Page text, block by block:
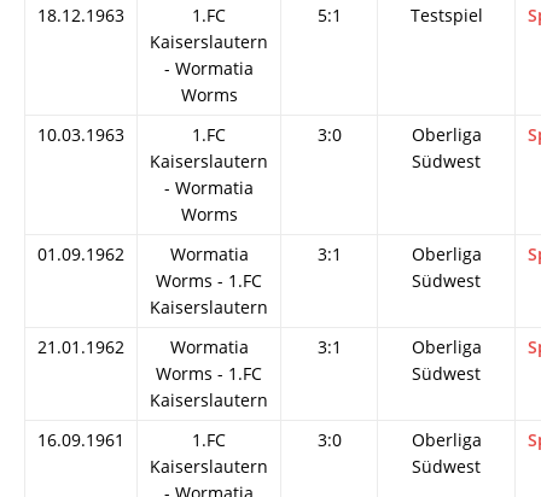
18.12.1963
1.FC
Kaiserslautern
- Wormatia
Worms
5:1 Testspiel
10.03.1963
1.FC
Kaiserslautern
- Wormatia
Worms
3:0
Oberliga
Südwest
01.09.1962
Wormatia
Worms - 1.FC
Kaiserslautern
3:1
Oberliga
Südwest
21.01.1962
Wormatia
Worms - 1.FC
Kaiserslautern
3:1
Oberliga
Südwest
16.09.1961
1.FC
Kaiserslautern
3:0
Oberliga
Südwest